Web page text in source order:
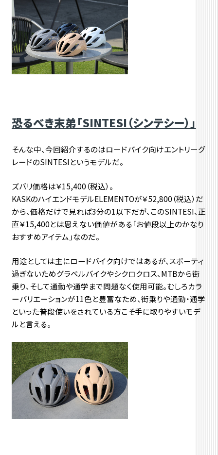
恐るべき末弟「SINTESI（シンテシー）」
そんな中、今回紹介するのはロードバイク向けエントリーグ
レードのSINTESIというモデルだ。
ズバリ価格は￥15,400（税込）。
KASKのハイエンドモデルELEMENTOが￥52,800（税込）だ
から、価格だけで見れば3分の1以下だが、このSINTESI、正
直￥15,400とは思えない価値がある「お値段以上のかなり
おすすめアイテム」なのだ。
用途としては主にロードバイク向けではあるが、スポーティ
過ぎないためグラベルバイクやシクロクロス、MTBから街
乗り、そして通勤や通学まで問題なく使用可能。むしろカラ
ーバリエーションが11色と豊富なため、街乗りや通勤・通学
といった普段使いをされている方こそ手に取りやすいモデ
ルと言える。